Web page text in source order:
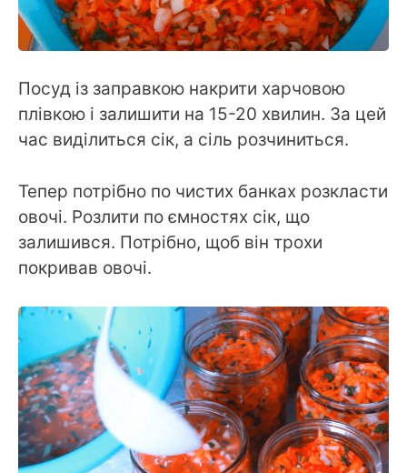
Посуд із заправкою накрити харчовою
плівкою і залишити на 15-20 хвилин. За цей
час виділиться сік, а сіль розчиниться.
Тепер потрібно по чистих банках розкласти
овочі. Розлити по ємностях сік, що
залишився. Потрібно, щоб він трохи
покривав овочі.